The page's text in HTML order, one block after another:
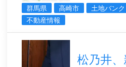
群馬県
高崎市 土地バンク
不動産情報
松乃井